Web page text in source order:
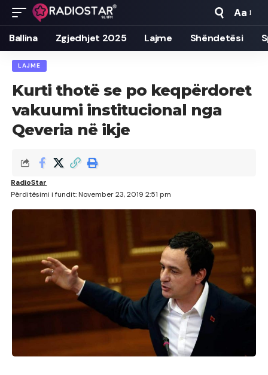
Font
Resizer
Aa
Ballina Zgjedhjet 2025 Lajme Shëndetësi
LAJME
Kurti thotë se po keqpërdoret
vakuumi institucional nga
Qeveria në ikje
Përditësimi i fundit: November 23, 2019 2:51 pm
RadioStar